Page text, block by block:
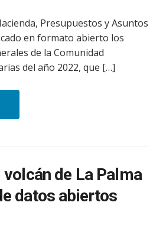
Presupuestos y Asuntos
en formato abierto los
de la Comunidad
del año 2022, que […]
de La Palma
datos abiertos